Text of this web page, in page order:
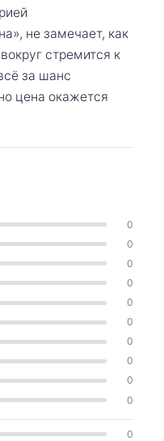
не замечает, как
стремится к
за шанс
цена окажется
0
0
0
0
0
0
0
0
0
0
0